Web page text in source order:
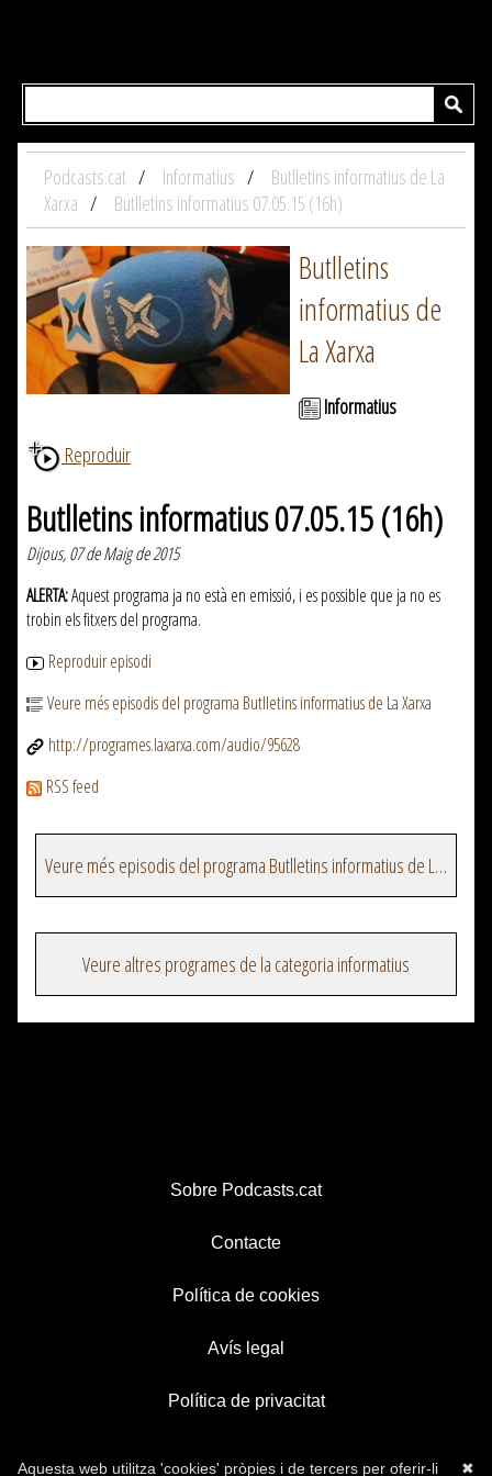
Podcasts.cat Informatius
Butlletins informatius de La
Xarxa
Butlletins informatius 07.05.15 (16h)
Butlletins
informatius de
La Xarxa
Informatius
Reproduir
Butlletins informatius 07.05.15 (16h)
Dijous, 07 de Maig de 2015
ALERTA:Aquest programa ja no està en emissió, i es possible que ja no es
trobin els fitxers del programa.
Reproduir episodi
Veure més episodis del programa Butlletins informatius de La Xarxa
http://programes.laxarxa.com/audio/95628
RSS feed
Veure més episodis del programa Butlletins informatius de La Xarxa
Veure altres programes de la categoria informatius
Sobre Podcasts.cat
Contacte
Política de cookies
Avís legal
Política de privacitat
✖
Aquesta web utilitza 'cookies' pròpies i de tercers per oferir-li